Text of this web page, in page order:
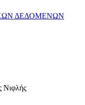
ΔΕΔΟΜΕΝΩΝ
Νιφλής